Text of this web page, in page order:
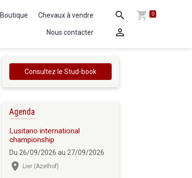
Boutique Chevaux à vendre
Nous contacter
0
Consultez le Stud-book
Agenda
Lusitano international
championship
Du 26/09/2026 au 27/09/2026
Lier (Azelhof)